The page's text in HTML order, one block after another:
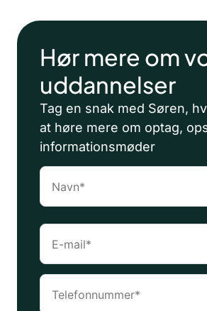
Hør mere om
uddannelser
Tag en snak med Søren,
at høre mere om optag,
informationsmøder